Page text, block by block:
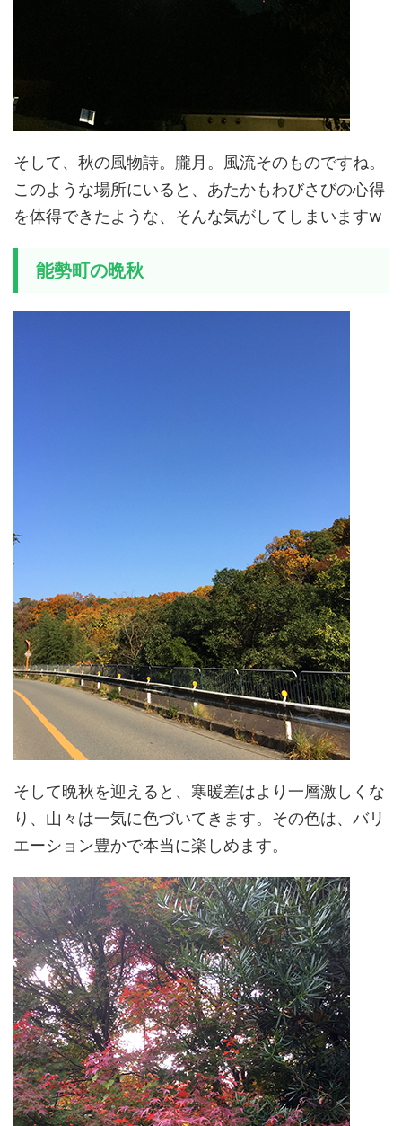
そして、秋の風物詩。朧月。風流そのものですね。
このような場所にいると、あたかもわびさびの心得
を体得できたような、そんな気がしてしまいますw
能勢町の晩秋
そして晩秋を迎えると、寒暖差はより一層激しくな
り、山々は一気に色づいてきます。その色は、バリ
エーション豊かで本当に楽しめます。